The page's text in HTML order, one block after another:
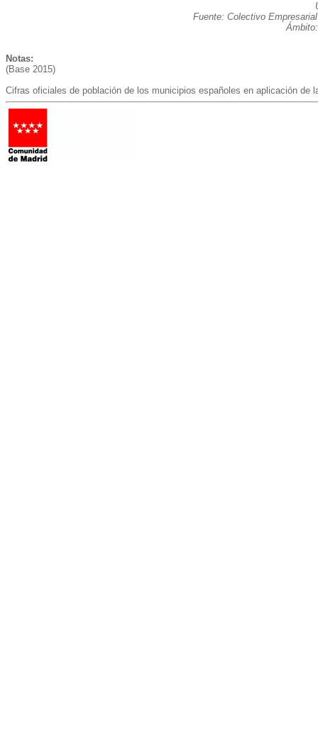
Fuente: Colectivo
Notas:
(Base 2015)
Cifras oficiales de población de los municipios españoles en aplicación